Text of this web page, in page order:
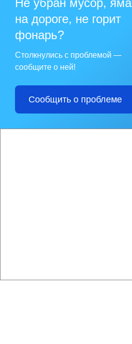
Не убран мусор, яма
на дороге, не горит
фонарь?
Столкнулись с проблемой —
сообщите о ней!
Сообщить о проблеме